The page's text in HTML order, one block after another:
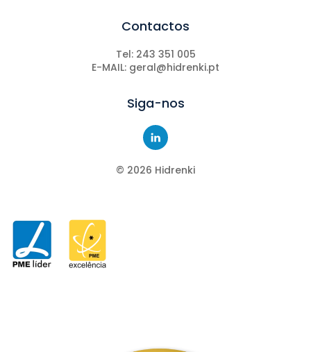
Contactos
Tel: 243 351 005
E-MAIL: geral@hidrenki.pt
Siga-nos
© 2026 Hidrenki